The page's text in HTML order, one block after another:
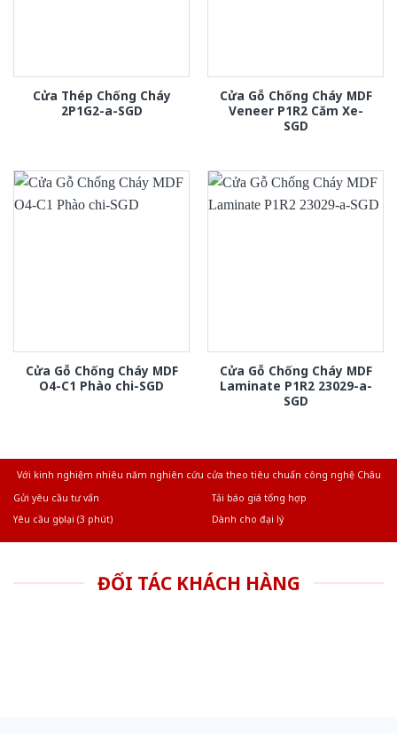
Cửa Thép Chống Cháy
2P1G2-a-SGD
Cửa Gỗ Chống Cháy MDF
Veneer P1R2 Căm Xe-
SGD
Cửa Gỗ Chống Cháy MDF
O4-C1 Phào chi-SGD
Cửa Gỗ Chống Cháy MDF
Laminate P1R2 23029-a-
SGD
Với kinh nghiệm nhiêu năm nghiên cứu cửa theo tiêu chuẩn công nghệ Châu
Gửi yêu cầu tư vấn
Tải báo giá tổng hợp
Yêu cầu gọi lại (3 phút)
Dành cho đại lý
ĐỐI TÁC KHÁCH HÀNG